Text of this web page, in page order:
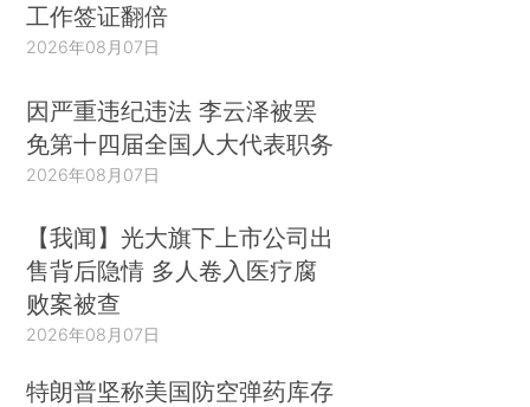
工作签证翻倍
2026年08月07日
因严重违纪违法 李云泽被罢
免第十四届全国人大代表职务
2026年08月07日
【我闻】光大旗下上市公司出
售背后隐情 多人卷入医疗腐
败案被查
2026年08月07日
特朗普坚称美国防空弹药库存